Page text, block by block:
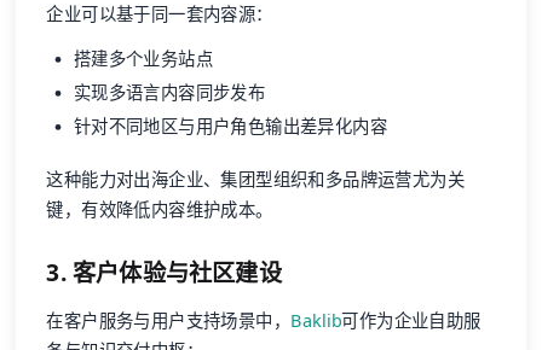
企业可以基于同一套内容源：
搭建多个业务站点
实现多语言内容同步发布
针对不同地区与用户角色输出差异化内容
这种能力对出海企业、集团型组织和多品牌运营尤为关
键，有效降低内容维护成本。
3. 客户体验与社区建设
在客户服务与用户支持场景中， Baklib可作为企业自助服